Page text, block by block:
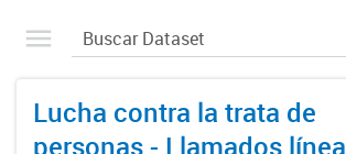
Lucha contra la trata de
personas - Llamados línea